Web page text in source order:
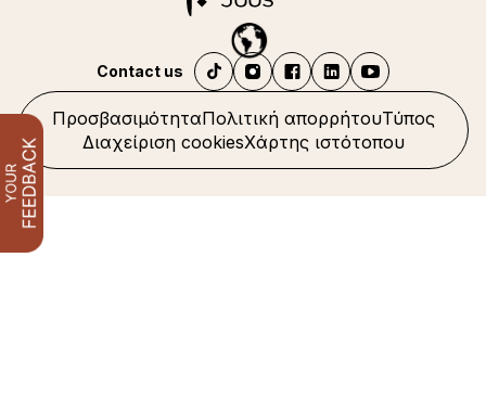
ΠροσβασιμότηταΠολιτική απορρήτουΤύπος
Διαχείριση cookiesΧάρτης ιστότοπου
Contact us